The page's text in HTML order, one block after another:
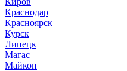
Краснодар
Красноярск
Курск
Липецк
Магас
Майкоп